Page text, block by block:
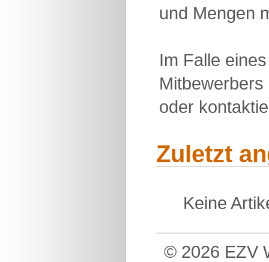
und Mengen
Im Falle
oder
Zuletzt
Keine
© 2026 EZV